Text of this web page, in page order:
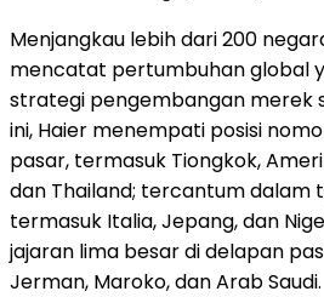
Menjangkau lebih dari 200
mencatat pertumbuhan global
strategi pengembangan merek
ini, Haier menempati posisi
pasar, termasuk Tiongkok,
dan Thailand; tercantum dalam
termasuk Italia, Jepang, dan
jajaran lima besar di delapan
Jerman, Maroko, dan Arab Saudi.